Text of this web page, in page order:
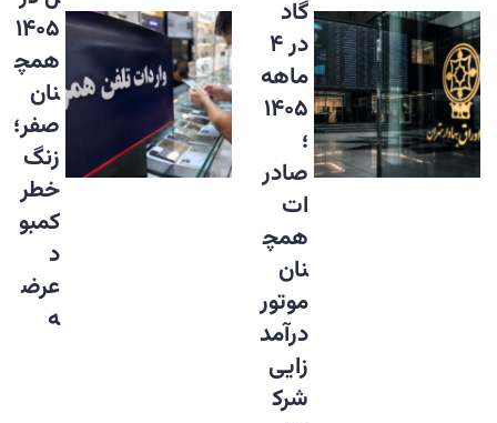
گاد
در ۴
ماهه
۱۴۰۵
؛
صادر
ات
همچ
نان
موتور
درآمد
زایی
شرک
۱۴۰۵
همچ
نان
صفر؛
زنگ
خطر
کمبو
د
عرض
ه